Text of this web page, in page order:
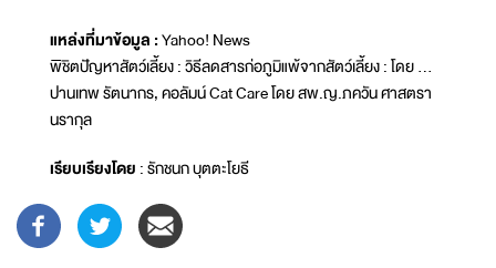
แหล่งที่มาข้อมูล :Yahoo! News
พิชิตปัญหาสัตว์เลี้ยง : วิธีลดสารก่อภูมิแพ้จากสัตว์เลี้ยง : โดย ...
ปานเทพ รัตนากร, คอลัมน์ Cat Care โดย สพ.ญ.ภควัน ศาสตรา
นรากุล
เรียบเรียงโดย : รักชนก บุตตะโยธี